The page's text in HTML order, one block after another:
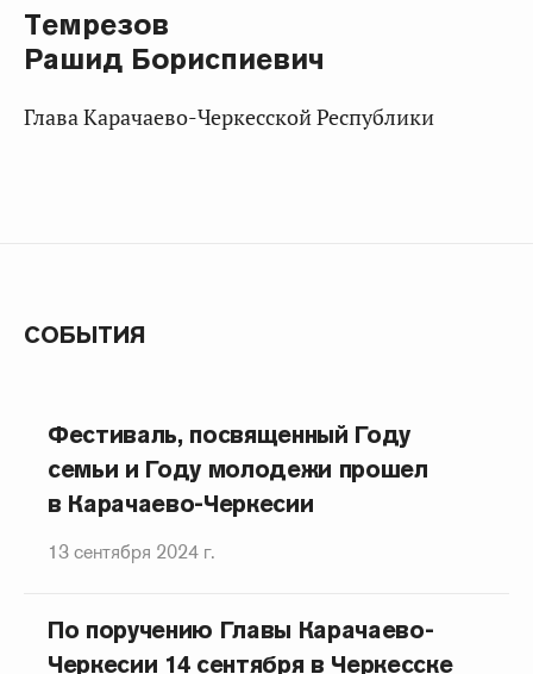
Темрезов
Рашид Бориспиевич
Глава Карачаево-Черкесской Республики
СОБЫТИЯ
Фестиваль, посвященный Году
семьи и Году молодежи прошел
в Карачаево-Черкесии
13 сентября 2024 г.
По поручению Главы Карачаево-
Черкесии 14 сентября в Черкесске